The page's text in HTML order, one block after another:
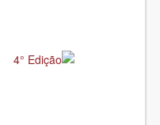
4° Edição